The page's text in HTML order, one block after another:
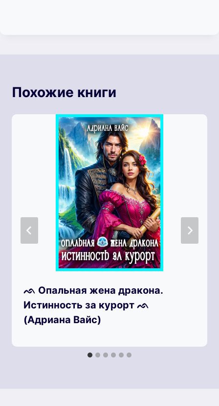
Похожие книги
ᨒ Опальная жена дракона.
Истинность за курорт ᨒ
(Адриана Вайс)